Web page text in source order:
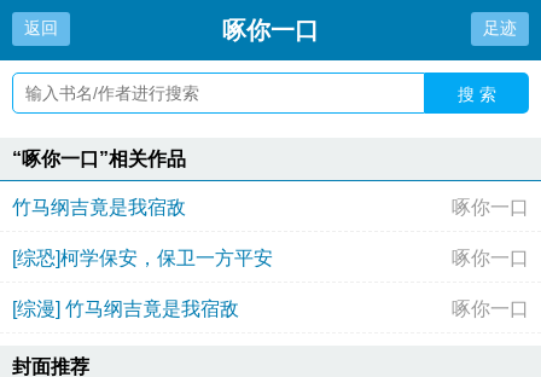
返回 啄你一口 足迹
搜 索
“啄你一口”相关作品
竹马纲吉竟是我宿敌 啄你一口
[综恐]柯学保安，保卫一方平安 啄你一口
[综漫] 竹马纲吉竟是我宿敌 啄你一口
封面推荐